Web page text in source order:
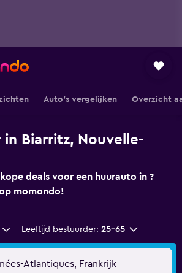
Auto's vergelijken Overzicht
Biarritz, Nouvelle-
deals voor een huurauto in ?
momondo!
Leeftijd bestuurder: 25-65
Atlantiques, Frankrijk